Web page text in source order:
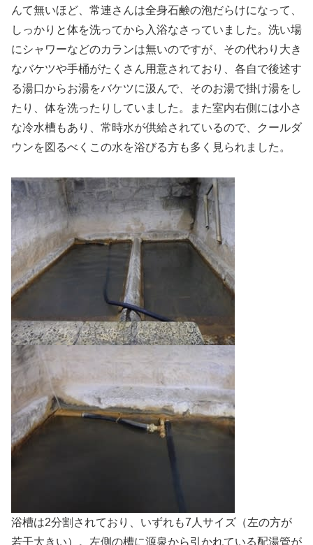
んて無いほど、常連さんは全身石鹸の泡だらけになって、
しっかりと体を洗ってから入浴なさっていました。洗い場
にシャワーなどのカランは無いのですが、その代わり大き
なバケツや手桶がたくさん用意されており、各自で後述す
る湯口からお湯をバケツに汲んで、そのお湯で掛け湯をし
たり、体を洗ったりしていました。また室内右側には小さ
な冷水槽もあり、常時水が供給されているので、クールダ
ウンを図るべくこの水を浴びる方も多く見られました。
浴槽は2分割されており、いずれも7人サイズ（左の方が
若干大きい）。左側の槽に源泉から引かれている配湯管が